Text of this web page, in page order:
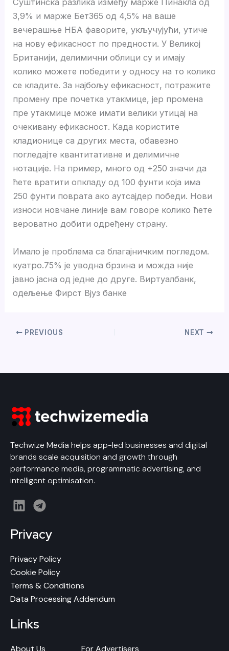
Суштинска разлика између марже Пинакла од
3,9% и марже Бет365 од 4,5% на ваше
вечерашње НБА фаворите, укључујући, утиче
на нову ефикасност по предности. У Великој
Британији, делимични облици су и имају
колико можете победити у односу на то колико
се кладите. За најбољу ефикасност, потражите
промену пре почетка утакмице, јер промена
пре утакмице може имати велики утицај на
очекивану ефикасност. Када користите
кладионице са других места, обавезно
погледајте квантитативне и делимичне
нотације. На пример, много од +250 значи да
ћете вратити опкладу од 100 фунти која има
250 фунти поврата ако аутсајдер победи. Нови
износи новчане линије вам говоре колико ћете
вероватно добити одређену страну.
Имало је проблема са благајничким погледом.
куатро.75% је уводна брзина и можда није
јавно јасна од једне до друге. Виртуалбанк,
одељење Фирст Вјуз банке
PREVIOUS NEXT
Techwize Media helps app-led businesses and digital
brands scale acquisition and growth through
performance media, programmatic advertising, and
intelligent optimisation.
L
i
n
k
e
d
i
n
T
e
l
e
g
r
a
m
Privacy
Privacy Policy
Cookie Policy
Terms & Conditions
Data Processing Addendum
Links
About Us For Advertisers